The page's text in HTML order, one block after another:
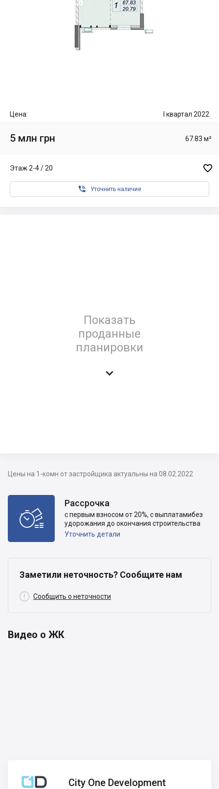
Цена: I квартал 2022
5 млн грн 67.83 м²
Этаж 2-4 / 20 
 Уточнить наличие
Показать
проданные
планировки

Цены на 1-комн от застройщика актуальны на 08.02.2022

Рассрочка
с первым взносом от 20%, с выплатамибез
удорожания до окончания строительства
Уточнить детали
Заметили неточность? Сообщите нам
 Сообщить о неточности
Видео о ЖК
City One
Development
City One Development